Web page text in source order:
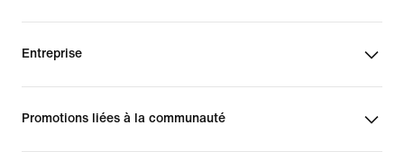
Entreprise
Promotions liées à la communauté